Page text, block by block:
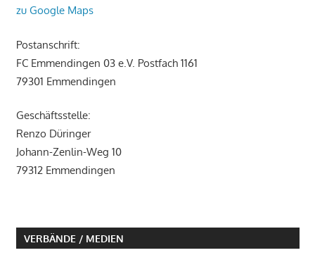
zu Google Maps
Postanschrift:
FC Emmendingen 03 e.V. Postfach 1161
79301 Emmendingen
Geschäftsstelle:
Renzo Düringer
Johann-Zenlin-Weg 10
79312 Emmendingen
VERBÄNDE / MEDIEN